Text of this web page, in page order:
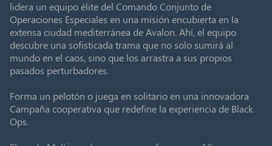
lidera un equipo élite del Comando Conjunto de
Operaciones Especiales en una misión encubierta en la
extensa ciudad mediterránea de Avalon. Ahí, el equipo
descubre una sofisticada trama que no solo sumirá al
mundo en el caos, sino que los arrastra a sus propios
pasados perturbadores.
Forma un pelotón o juega en solitario en una innovadora
Campaña cooperativa que redefine la experiencia de Black
Ops.